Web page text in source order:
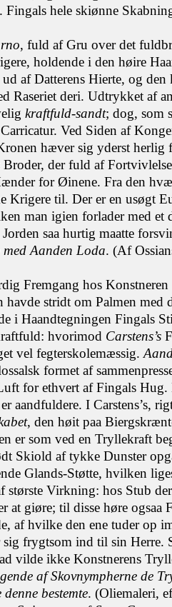
Fingals hele skiønne
, fuld af Gru over det
holdende i den høire
af Datterens Hierte, og
Raseriet deri. Udtrykket af
kraftfuld-sandt; dog, som
Ved Siden af
hæver sig yderst herlig
Broder, der fuld af
for Øinene. Fra den
Krigere til. Der er en usøgt
man igien forlader med et
saa hurtig maatte
Aanden Loda. (Af
Fremgang hos
havde stridt om Palmen med
i Haandtegningen Fingals
hvorimod Carstens’s
vel fegterskolemæssig.
formet af
for ethvert af Fingals
aandfuldere. I Carstens’s,
, den høit paa
er som ved en Tryllekraft
Skiold af tykke Dunster
Glands-Støtte, hvilken
største Virkning: hos Stub
at giøre; til disse høre ogsaa
af hvilke den ene tuder op
frygtsom ind til sin Herre.
vilde ikke Konstnerens
af Skovnympherne de
bestemte. (Oliemaleri,